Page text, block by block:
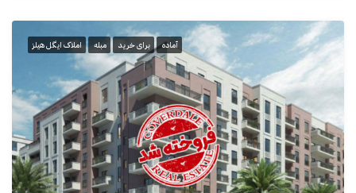
آماده برای خرید مبله املاک ایگل هیلز